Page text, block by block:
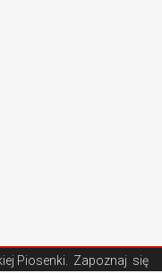
Piosenki . Zapoznaj się